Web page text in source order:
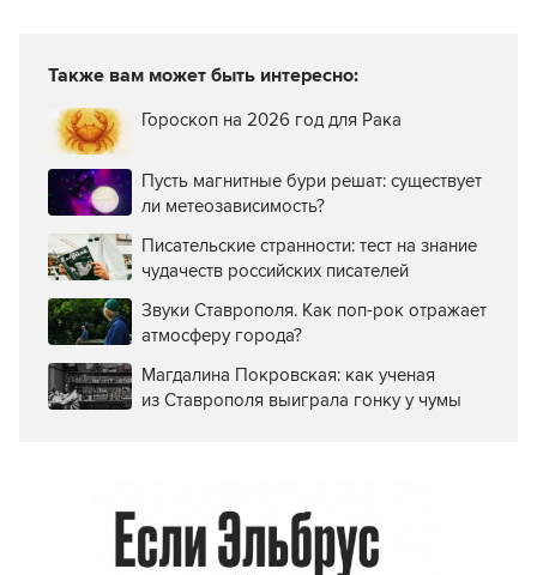
Также вам может быть интересно:
Гороскоп на 2026 год для Рака
Пусть магнитные бури решат: существует
ли метеозависимость?
Писательские странности: тест на знание
чудачеств российских писателей
Звуки Ставрополя. Как поп-рок отражает
атмосферу города?
Магдалина Покровская: как ученая
из Ставрополя выиграла гонку у чумы